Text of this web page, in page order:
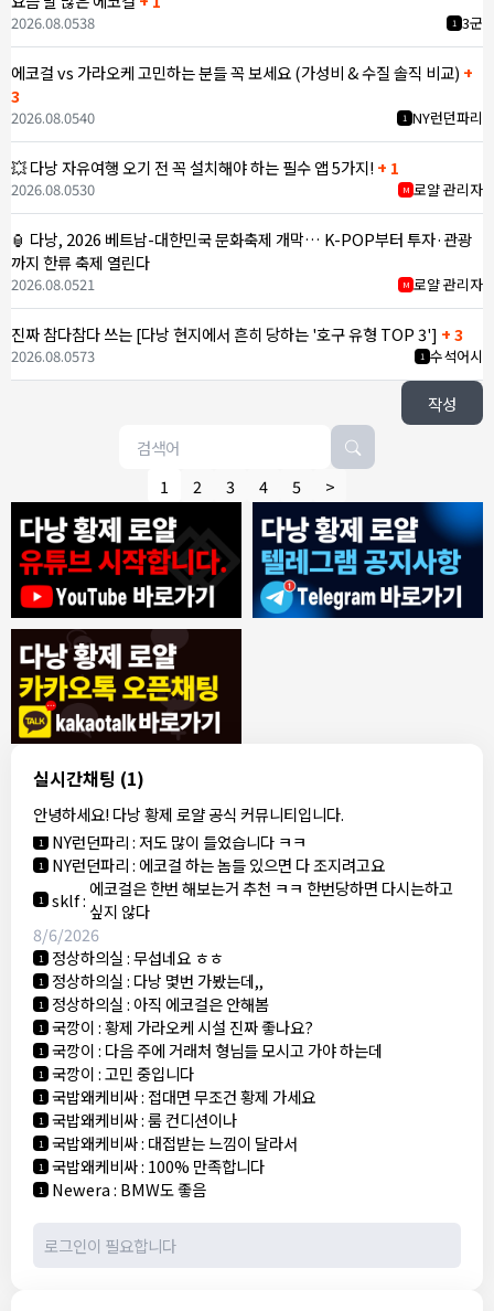
실시간채팅 (1)
안녕하세요! 다낭 황제 로얄 공식 커뮤니티입니다.
8/4/2026
1 모기한테물림:여기도 문의해보면 바로 알려줌
1 모기한테물림:정찰가보다 쌀수 없음
1 결혼안해:ㄹㅇ 팩트 ㅋㅋㅋㅋ
결혼안해:ㄹㅇ 팩트 ㅋㅋㅋㅋ
8/5/2026
NY런던파리 :다낭 에코걸 여기서 예약 가능한가요?
1 3군:에코걸 좀 조심 하는게 좋음
1 NY런던파리:저도 많이 들었습니다 ㅋㅋ
1 NY런던파리: 에코걸 하는 놈들 있으면 다 조지려고요
1 sklf: 에코걸은 한번 해보는거 추천 ㅋㅋ 한번당하면 다시는하고
싶지 않다
8/6/2026
1 정상하의실:무섭네요 ㅎㅎ
1 정상하의실: 다낭 몇번 가봤는데,,
1 정상하의실: 아직 에코걸은 안해봄
1 국깡이:황제 가라오케 시설 진짜 좋나요?
1 국깡이: 다음 주에 거래처 형님들 모시고 가야 하는데
1 국깡이:고민 중입니다
1 국밥왜케비싸: 접대면 무조건 황제 가세요
1 국밥왜케비싸:룸 컨디션이나
1 국밥왜케비싸: 대접받는 느낌이 달라서
1 국밥왜케비싸: 100% 만족합니다
1 Newera: BMW도 좋음
1 3군
2026.08.0538
에코걸 vs 가라오케 고민하는 분들 꼭 보세요 (가성비 & 수질 솔직 비교) +
3
1 NY런던파리
2026.08.0540
💥 다낭 자유여행 오기 전 꼭 설치해야 하는 필수 앱 5가지! + 1
M 로얄 관리자
2026.08.0530
🏮 다낭, 2026 베트남-대한민국 문화축제 개막… K-POP부터 투자·관광
까지 한류 축제 열린다
M 로얄 관리자
2026.08.0521
진짜 참다참다 쓰는 [다낭 현지에서 흔히 당하는 '호구 유형 TOP 3'] + 3
1 수석어시
2026.08.0573
작성
1 2 3 4 5 >